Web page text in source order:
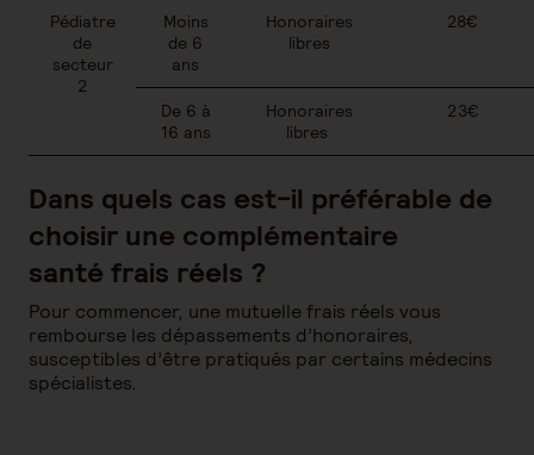
Pédiatre
de
secteur
2
Moins
de 6
ans
Honoraires
libres
28€
De 6 à
16 ans
Honoraires
libres
23€
Dans quels cas est-il préférable de
choisir une complémentaire
santé frais réels ?
Pour commencer, une mutuelle frais réels vous
rembourse les dépassements d’honoraires,
susceptibles d’être pratiqués par certains médecins
spécialistes.